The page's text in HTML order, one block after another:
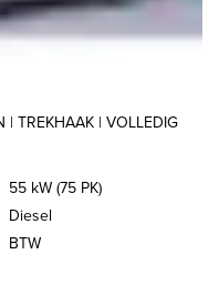
| TREKHAAK | VOLLEDIG
55 kW (75 PK)
Diesel
BTW